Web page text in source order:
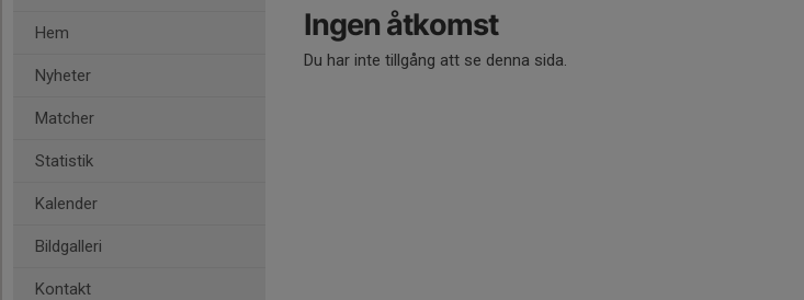
Hem
Nyheter
Matcher
Statistik
Kalender
Bildgalleri
Kontakt
Ingen åtkomst
Du har inte tillgång att se denna sida.